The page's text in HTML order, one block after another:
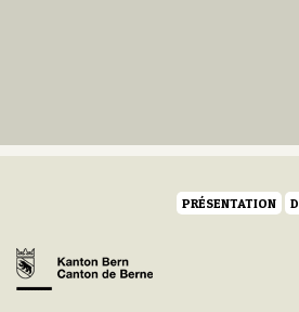
PRÉSENTATION